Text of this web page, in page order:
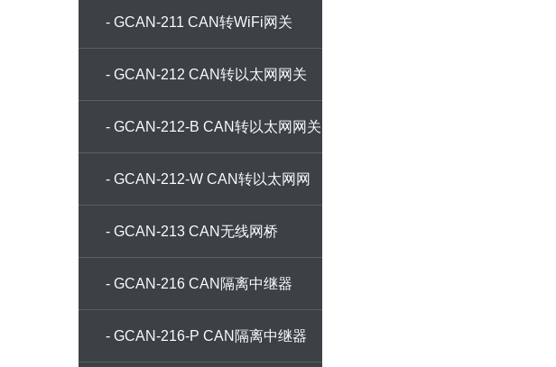
中继器
- GCAN-211 CAN转WiFi网关
- GCAN-212 CAN转以太网网关
- GCAN-212-B CAN转以太网网关
- GCAN-212-W CAN转以太网网
关
- GCAN-213 CAN无线网桥
- GCAN-216 CAN隔离中继器
- GCAN-216-P CAN隔离中继器